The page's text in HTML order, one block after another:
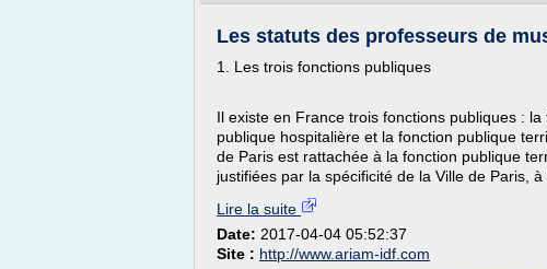
Les statuts des professeurs de
1. Les trois fonctions publiques
Il existe en France trois fonctions publiques :
publique hospitalière et la fonction publique
de Paris est rattachée à la fonction publique
justifiées par la spécificité de la Ville de Paris, à
Lire la suite
Date: 2017-04-04 05:52:37
Site : http://www.ariam-idf.com